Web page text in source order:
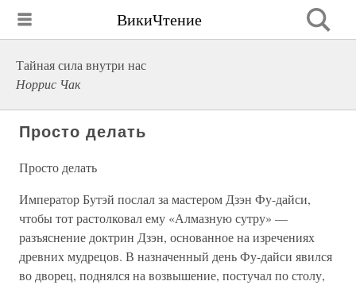
ВикиЧтение
Тайная сила внутри нас
Норрис Чак
Просто делать
Просто делать
Император Бутэй послал за мастером Дзэн Фу-дайси,
чтобы тот растолковал ему «Алмазную сутру» —
разъяснение доктрин Дзэн, основанное на изречениях
древних мудрецов. В назначенный день Фу-дайси явился
во дворец, поднялся на возвышение, постучал по столу,